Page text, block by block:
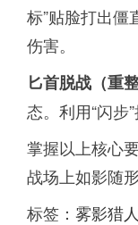
标”贴脸打出僵
伤害。
匕首脱战（重
态。利用“闪
掌握以上核心
战场上如影随
标签： 雾影猎